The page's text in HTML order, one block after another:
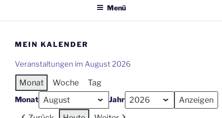
Menü
MEIN KALENDER
Veranstaltungen im August 2026
Monat Woche Tag
Monat Jahr